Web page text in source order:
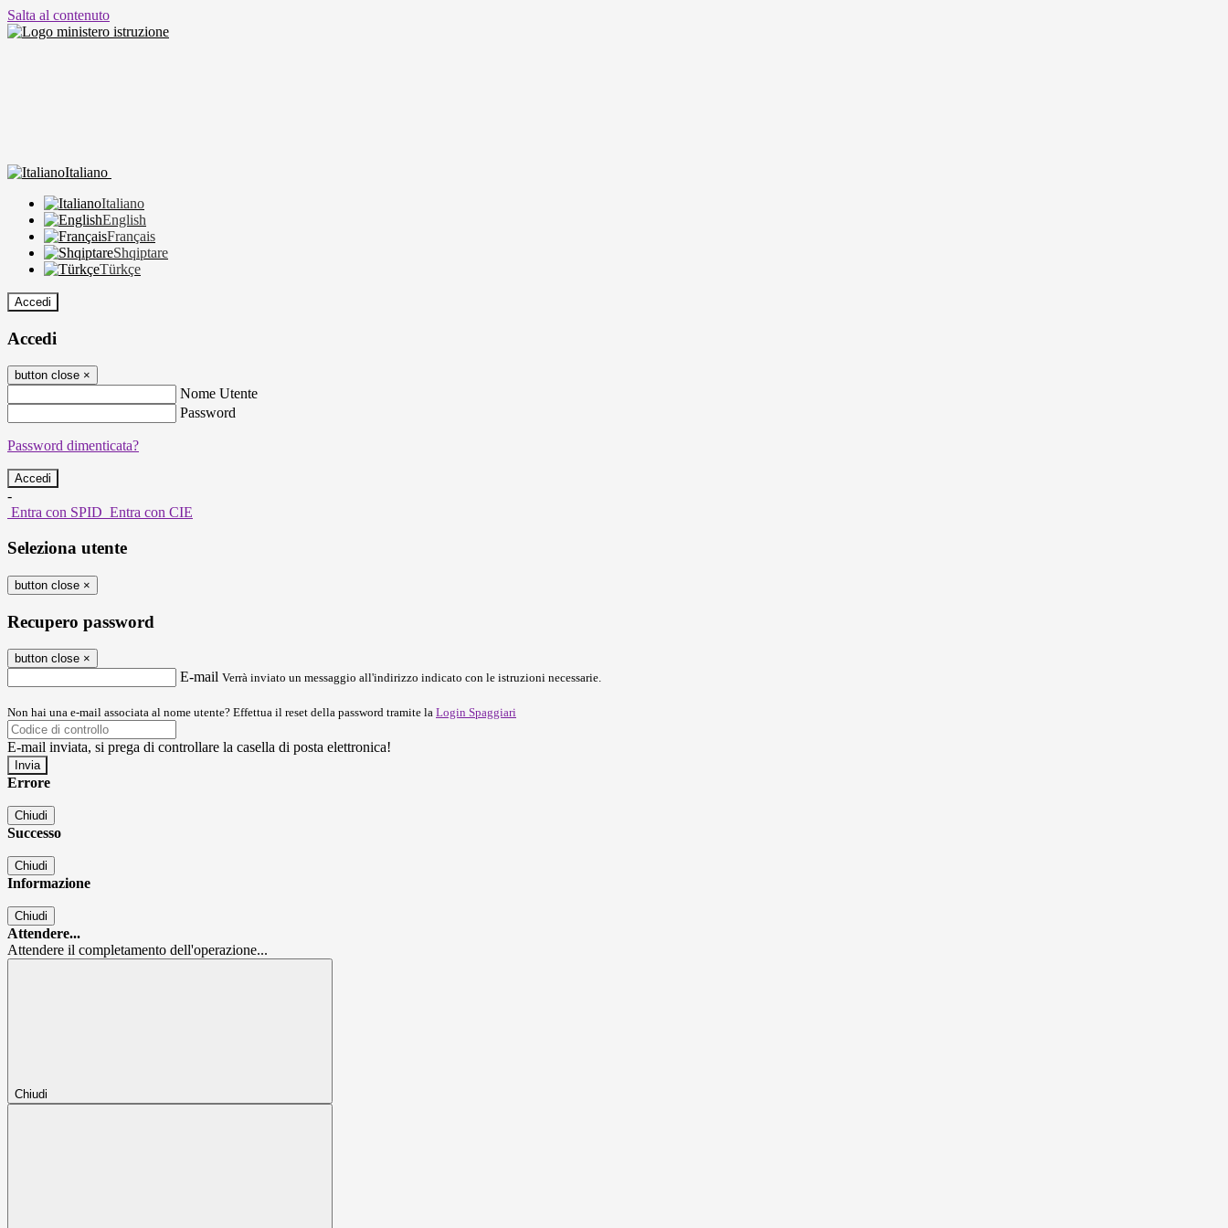
Salta al contenuto
Italiano
Italiano
English
Français
Shqiptare
Türkçe
Accedi
Accedi
button close ×
Nome Utente
Password
Password dimenticata?
-
Entra con SPID Entra con CIE
Seleziona utente
button close ×
Recupero password
button close ×
E-mail Verrà inviato un messaggio all'indirizzo indicato con le istruzioni necessarie.
Non hai una e-mail associata al nome utente? Effettua il reset della password tramite la Login Spaggiari
E-mail inviata, si prega di controllare la casella di posta elettronica!
Errore
Chiudi
Successo
Chiudi
Informazione
Chiudi
Attendere...
Attendere il completamento dell'operazione...
Chiudi